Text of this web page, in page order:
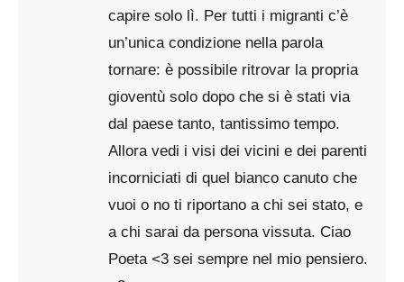
capire solo lì. Per tutti i migranti c’è
un’unica condizione nella parola
tornare: è possibile ritrovar la propria
gioventù solo dopo che si è stati via
dal paese tanto, tantissimo tempo.
Allora vedi i visi dei vicini e dei parenti
incorniciati di quel bianco canuto che
vuoi o no ti riportano a chi sei stato, e
a chi sarai da persona vissuta. Ciao
Poeta <3 sei sempre nel mio pensiero.